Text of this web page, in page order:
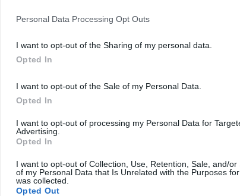
Personal Data Processing Opt Outs
I want to opt-out of the Sharing of my personal data.
Opted In
I want to opt-out of the Sale of my Personal Data.
Opted In
I want to opt-out of processing my Personal Data for
Advertising.
Opted In
I want to opt-out of Collection, Use, Retention, Sale, and/or
of my Personal Data that Is Unrelated with the Purposes
was collected.
Opted Out